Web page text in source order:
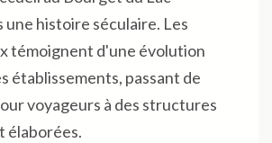
une histoire séculaire. Les
témoignent d'une évolution
établissements, passant de
voyageurs à des structures
élaborées.